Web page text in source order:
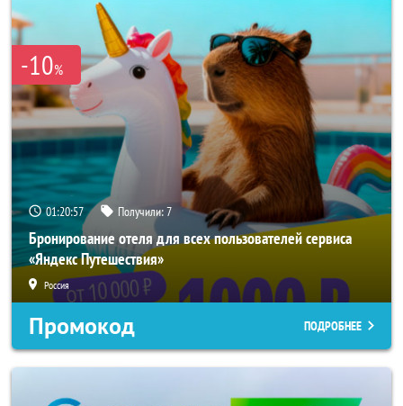
-10%
01:20:56 Получили:7
Бронирование отеля для всех пользователей сервиса
«Яндекс Путешествия»
Россия
Промокод ПОДРОБНЕЕ